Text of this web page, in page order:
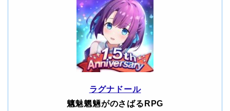
ラグナドール
魑魅魍魎がのさばるRPG